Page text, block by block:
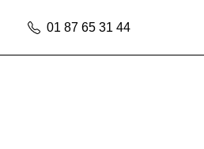
01 87 65 31 44